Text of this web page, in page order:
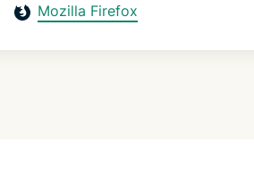
Mozilla Firefox